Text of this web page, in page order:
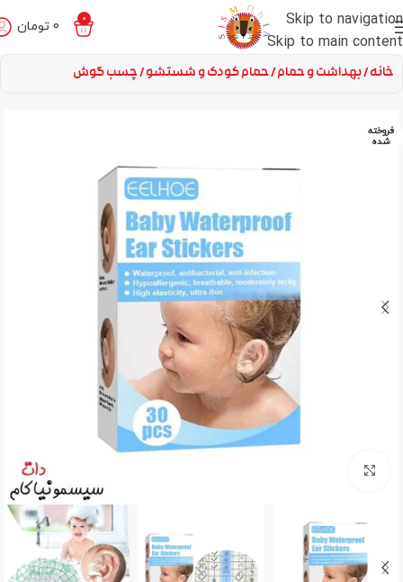
Skip to navigation
Skip to main content
0
0 تومان
خانه بهداشت و حمام حمام کودک و شستشو چسب گوش
فروخته
شده